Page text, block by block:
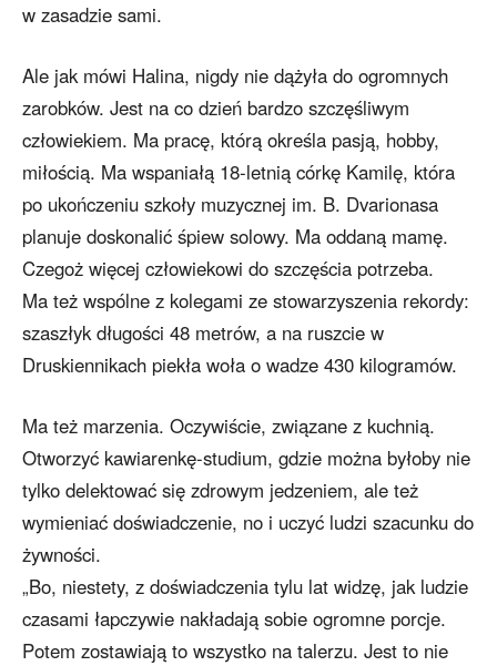
w zasadzie sami.
Ale jak mówi Halina, nigdy nie dążyła do ogromnych
zarobków. Jest na co dzień bardzo szczęśliwym
człowiekiem. Ma pracę, którą określa pasją, hobby,
miłością. Ma wspaniałą 18-letnią córkę Kamilę, która
po ukończeniu szkoły muzycznej im. B. Dvarionasa
planuje doskonalić śpiew solowy. Ma oddaną mamę.
Czegoż więcej człowiekowi do szczęścia potrzeba.
Ma też wspólne z kolegami ze stowarzyszenia rekordy:
szaszłyk długości 48 metrów, a na ruszcie w
Druskiennikach piekła woła o wadze 430 kilogramów.
Ma też marzenia. Oczywiście, związane z kuchnią.
Otworzyć kawiarenkę-studium, gdzie można byłoby nie
tylko delektować się zdrowym jedzeniem, ale też
wymieniać doświadczenie, no i uczyć ludzi szacunku do
żywności.
„Bo, niestety, z doświadczenia tylu lat widzę, jak ludzie
czasami łapczywie nakładają sobie ogromne porcje.
Potem zostawiają to wszystko na talerzu. Jest to nie